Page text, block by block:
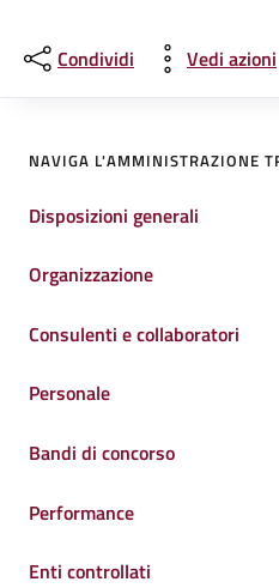
Condividi Vedi azioni
NAVIGA L'AMMINISTRAZIONE
Disposizioni generali
Organizzazione
Consulenti e collaboratori
Personale
Bandi di concorso
Performance
Enti controllati